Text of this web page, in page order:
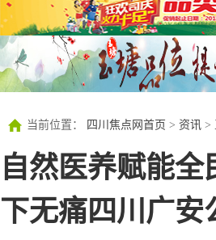
当前位置： 四川焦点网首页 > 资讯 >
自然医养赋能
下无痛四川广安